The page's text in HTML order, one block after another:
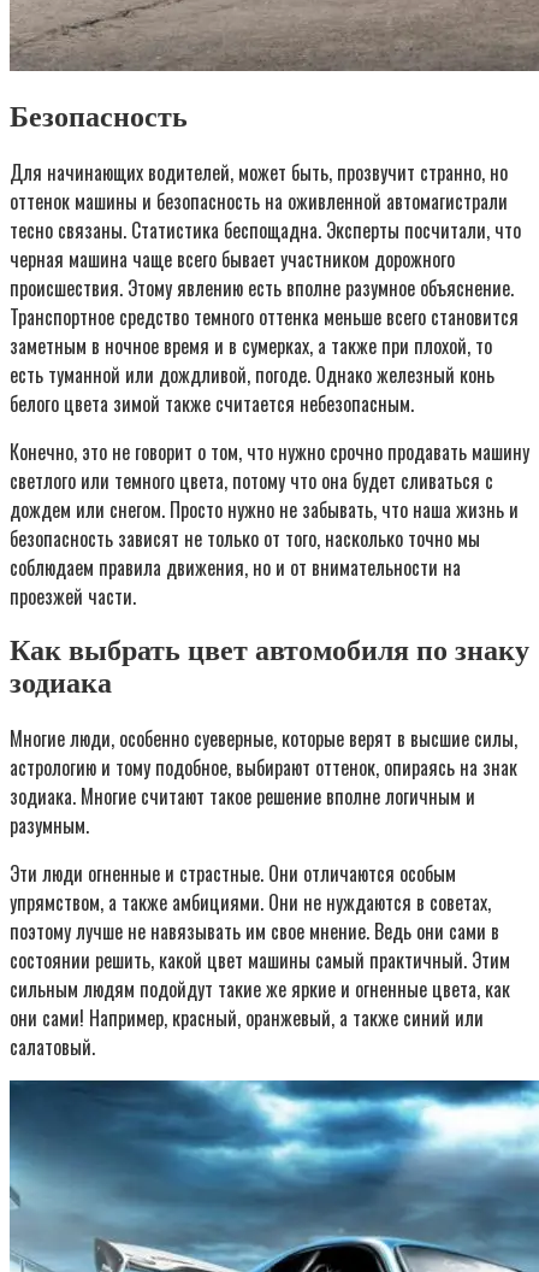
Безопасность
Для начинающих водителей, может быть, прозвучит странно, но
оттенок машины и безопасность на оживленной автомагистрали
тесно связаны. Статистика беспощадна. Эксперты посчитали, что
черная машина чаще всего бывает участником дорожного
происшествия. Этому явлению есть вполне разумное объяснение.
Транспортное средство темного оттенка меньше всего становится
заметным в ночное время и в сумерках, а также при плохой, то
есть туманной или дождливой, погоде. Однако железный конь
белого цвета зимой также считается небезопасным.
Конечно, это не говорит о том, что нужно срочно продавать машину
светлого или темного цвета, потому что она будет сливаться с
дождем или снегом. Просто нужно не забывать, что наша жизнь и
безопасность зависят не только от того, насколько точно мы
соблюдаем правила движения, но и от внимательности на
проезжей части.
Как выбрать цвет автомобиля по знаку
зодиака
Многие люди, особенно суеверные, которые верят в высшие силы,
астрологию и тому подобное, выбирают оттенок, опираясь на знак
зодиака. Многие считают такое решение вполне логичным и
разумным.
Эти люди огненные и страстные. Они отличаются особым
упрямством, а также амбициями. Они не нуждаются в советах,
поэтому лучше не навязывать им свое мнение. Ведь они сами в
состоянии решить, какой цвет машины самый практичный. Этим
сильным людям подойдут такие же яркие и огненные цвета, как
они сами! Например, красный, оранжевый, а также синий или
салатовый.